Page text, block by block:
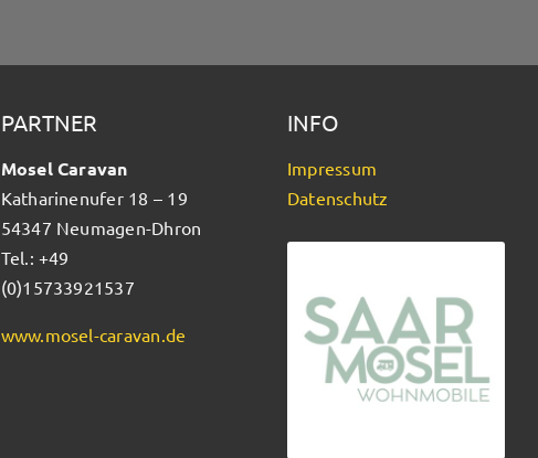
PARTNER
Mosel Caravan
Katharinenufer 18 – 19
54347 Neumagen-Dhron
Tel.: +49
(0)15733921537
www.mosel-caravan.de
INFO
Impressum
Datenschutz